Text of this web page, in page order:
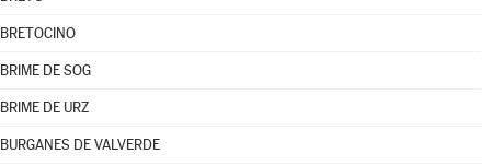
BRETOCINO
BRIME DE SOG
BRIME DE URZ
BURGANES DE VALVERDE